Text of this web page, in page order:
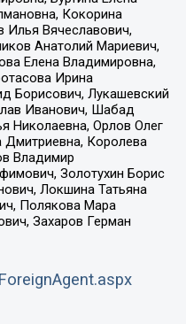
Кокорина
Илья Вячеславович,
Анатолий Мариевич,
Елена Владимировна,
Ирина
Борисович, Лукашевский
Иванович, Шабад
Николаевна, Орлов Олег
Королева
Владимир
Золотухин Борис
Локшина Татьяна
Полякова Мара
Захаров Герман